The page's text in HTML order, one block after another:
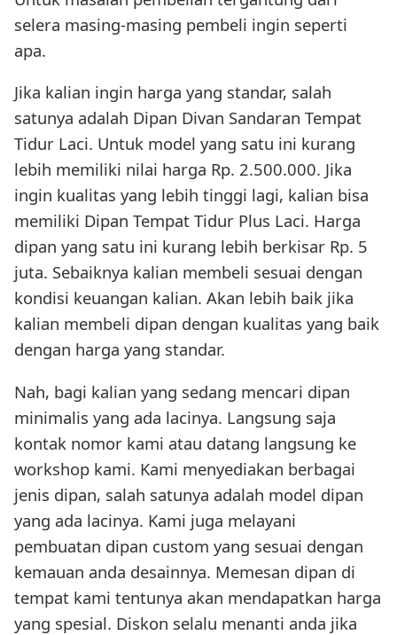
selera masing-masing pembeli ingin seperti
apa.
Jika kalian ingin harga yang standar, salah
satunya adalah Dipan Divan Sandaran Tempat
Tidur Laci. Untuk model yang satu ini kurang
lebih memiliki nilai harga Rp. 2.500.000. Jika
ingin kualitas yang lebih tinggi lagi, kalian bisa
memiliki Dipan Tempat Tidur Plus Laci. Harga
dipan yang satu ini kurang lebih berkisar Rp. 5
juta. Sebaiknya kalian membeli sesuai dengan
kondisi keuangan kalian. Akan lebih baik jika
kalian membeli dipan dengan kualitas yang baik
dengan harga yang standar.
Nah, bagi kalian yang sedang mencari dipan
minimalis yang ada lacinya. Langsung saja
kontak nomor kami atau datang langsung ke
workshop kami. Kami menyediakan berbagai
jenis dipan, salah satunya adalah model dipan
yang ada lacinya. Kami juga melayani
pembuatan dipan custom yang sesuai dengan
kemauan anda desainnya. Memesan dipan di
tempat kami tentunya akan mendapatkan harga
yang spesial. Diskon selalu menanti anda jika